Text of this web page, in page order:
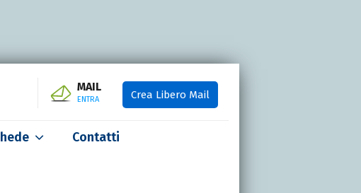
MAIL
ENTRA Crea Libero Mail
Contatti